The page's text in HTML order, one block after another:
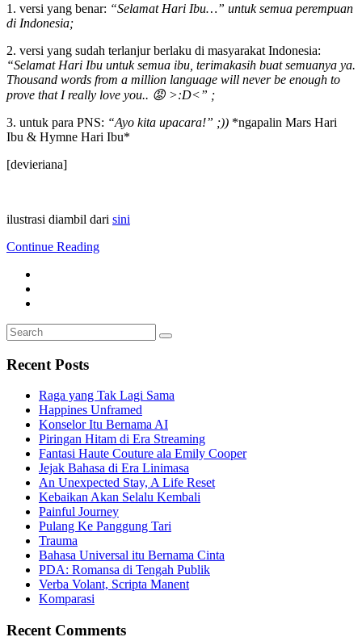
1. versi yang benar: “Selamat Hari Ibu…” untuk semua perempuan
di Indonesia;
2. versi yang sudah terlanjur berlaku di masyarakat Indonesia:
“Selamat Hari Ibu untuk semua ibu, terimakasih buat semuanya ya.
Thousand words from a million language will never be enough to
prove that I really love you.. 😡 >:D<” ;
3. untuk para PNS: “Ayo kita upacara!” ;)) *ngapalin Mars Hari
Ibu & Hymne Hari Ibu*
[devieriana]
ilustrasi diambil dari sini
Continue Reading
Search
for:
Search
Recent Posts
Raga yang Tak Lagi Sama
Happines Unframed
Konselor Itu Bernama AI
Piringan Hitam di Era Streaming
Fantasi Haute Couture ala Emily Cooper
Jejak Bahasa di Era Linimasa
An Unexpected Stay, A Life Reset
Kebaikan Akan Selalu Kembali
Painful Journey
Pulang Ke Panggung Tari
Trauma
Bahasa Universal itu Bernama Cinta
PDA: Romansa di Tengah Publik
Verba Volant, Scripta Manent
Komparasi
Recent Comments